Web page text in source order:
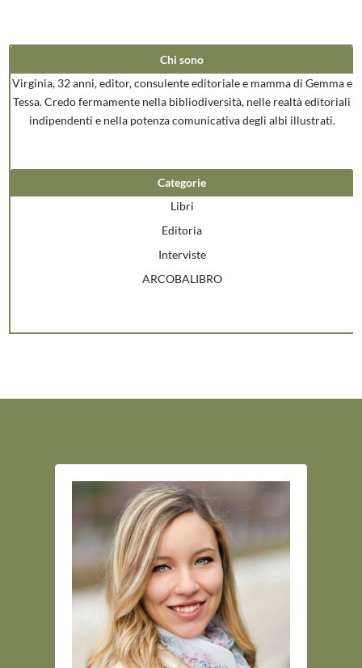
Chi sono
Virginia, 32 anni, editor, consulente editoriale e mamma di Gemma e
Tessa. Credo fermamente nella bibliodiversità, nelle realtà editoriali
indipendenti e nella potenza comunicativa degli albi illustrati.
Categorie
Libri
Editoria
Interviste
ARCOBALIBRO